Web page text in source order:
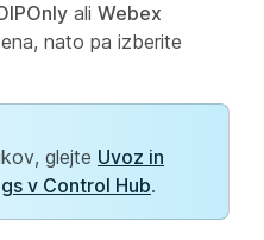
ali Webex
nato pa izberite
glejte Uvoz in
v Control Hub.